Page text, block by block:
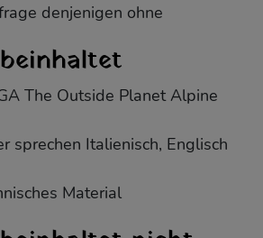
denjenigen ohne
The Outside Planet Alpine
sprechen Italienisch, Englisch
Material